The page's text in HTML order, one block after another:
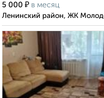
5 000 ₽ в месяц
Ленинский район, ЖК